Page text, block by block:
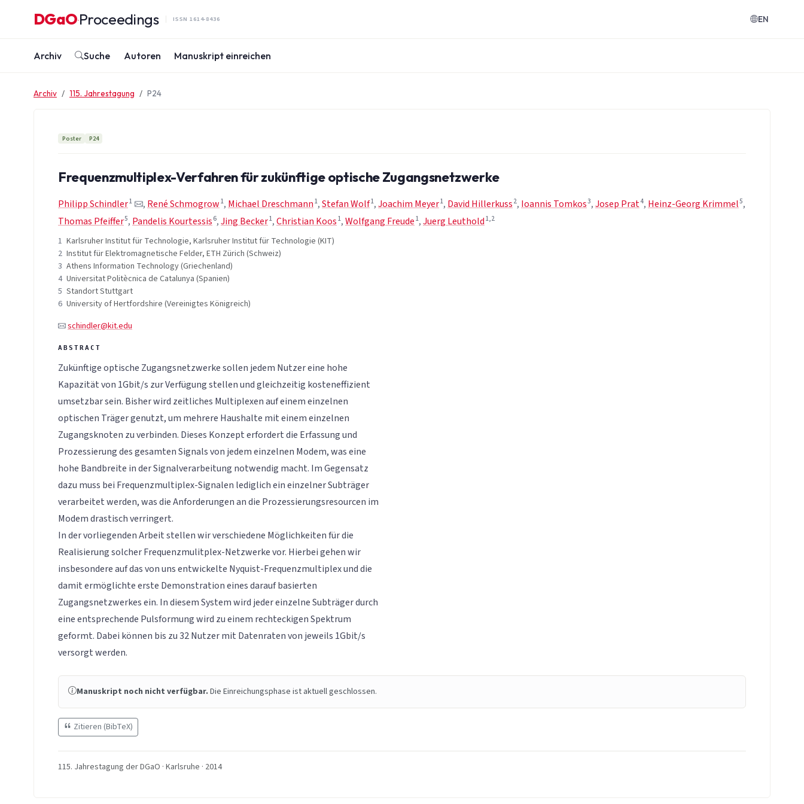
DGaO·Proceedings ISSN 1614-8436 EN
Archiv Suche Autoren Manuskript einreichen
Archiv 115. Jahrestagung P24
Poster P24
Frequenzmultiplex-Verfahren für zukünftige optische Zugangsnetzwerke
Philipp Schindler1 , René Schmogrow 1, Michael Dreschmann 1,Stefan Wolf1,Joachim Meyer1, David Hillerkuss 2, Ioannis Tomkos3,Josep Prat4, Heinz-Georg Krimmel5,
Thomas Pfeiffer5, Pandelis Kourtessis 6,Jing Becker1,Christian Koos 1,Wolfgang Freude 1,Juerg Leuthold 1,2
1 Karlsruher Institut für Technologie, Karlsruher Institut für Technologie (KIT)
2 Institut für Elektromagnetische Felder, ETH Zürich (Schweiz)
3 Athens Information Technology (Griechenland)
4 Universitat Politècnica de Catalunya (Spanien)
5 Standort Stuttgart
6 University of Hertfordshire (Vereinigtes Königreich)
schindler@kit.edu
Zukünftige optische Zugangsnetzwerke sollen jedem Nutzer eine hohe
Kapazität von 1Gbit/s zur Verfügung stellen und gleichzeitig kosteneffizient
umsetzbar sein. Bisher wird zeitliches Multiplexen auf einem einzelnen
optischen Träger genutzt, um mehrere Haushalte mit einem einzelnen
Zugangsknoten zu verbinden. Dieses Konzept erfordert die Erfassung und
Prozessierung des gesamten Signals von jedem einzelnen Modem, was eine
hohe Bandbreite in der Signalverarbeitung notwendig macht. Im Gegensatz
dazu muss bei Frequenzmultiplex-Signalen lediglich ein einzelner Subträger
verarbeitet werden, was die Anforderungen an die Prozessierungsresourcen im
Modem drastisch verringert.
In der vorliegenden Arbeit stellen wir verschiedene Möglichkeiten für die
Realisierung solcher Frequenzmulitplex-Netzwerke vor. Hierbei gehen wir
insbesondere auf das von uns entwickelte Nyquist-Frequenzmultiplex und die
damit ermöglichte erste Demonstration eines darauf basierten
Zugangsnetzwerkes ein. In diesem System wird jeder einzelne Subträger durch
eine entsprechende Pulsformung wird zu einem rechteckigen Spektrum
geformt. Dabei können bis zu 32 Nutzer mit Datenraten von jeweils 1Gbit/s
versorgt werden.
Manuskript noch nicht verfügbar. Die Einreichungsphase ist aktuell geschlossen.
Zitieren (BibTeX)
115. Jahrestagung der DGaO · Karlsruhe · 2014